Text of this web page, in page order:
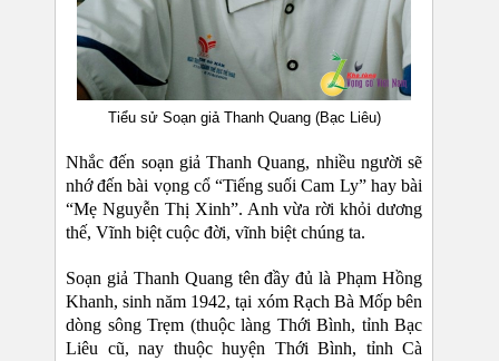
Tiểu sử Soạn giả Thanh Quang (Bạc Liêu)
Nhắc đến soạn giả Thanh Quang, nhiều người sẽ
nhớ đến bài vọng cổ “Tiếng suối Cam Ly” hay bài
“Mẹ Nguyễn Thị Xinh”. Anh vừa rời khỏi dương
thế, Vĩnh biệt cuộc đời, vĩnh biệt chúng ta.
Soạn giả Thanh Quang tên đầy đủ là Phạm Hồng
Khanh, sinh năm 1942, tại xóm Rạch Bà Mốp bên
dòng sông Trẹm (thuộc làng Thới Bình, tỉnh Bạc
Liêu cũ, nay thuộc huyện Thới Bình, tỉnh Cà